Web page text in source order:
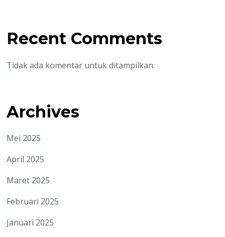
Recent Comments
Tidak ada komentar untuk ditampilkan.
Archives
Mei 2025
April 2025
Maret 2025
Februari 2025
Januari 2025